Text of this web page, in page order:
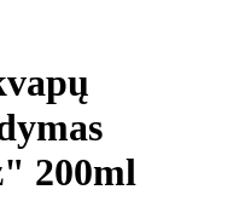
200ml